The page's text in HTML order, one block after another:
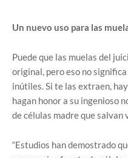
Un nuevo uso para las
Puede que las muelas del
original, pero eso no
inútiles. Si te las extraen,
hagan honor a su ingenioso
de células madre que salvan
“Estudios han demostrado